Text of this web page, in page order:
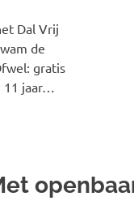
Dal Vrij
de
gratis
11 jaar…